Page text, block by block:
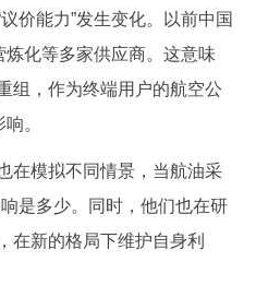
能力”发生变化。以前中国
炼化等多家供应商。这意味
组，作为终端用户的航空公
。
模拟不同情景，当航油采
是多少。同时，他们也在研
在新的格局下维护自身利